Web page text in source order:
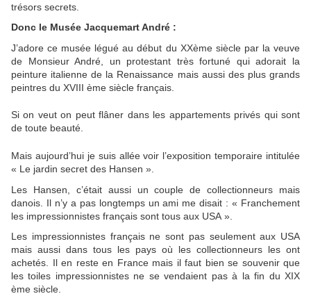
trésors secrets.
Donc le Musée Jacquemart André :
J’adore ce musée légué au début du XXème siècle par la veuve
de Monsieur André, un protestant très fortuné qui adorait la
peinture italienne de la Renaissance mais aussi des plus grands
peintres du XVIII ème siècle français.
Si on veut on peut flâner dans les appartements privés qui sont
de toute beauté.
Mais aujourd’hui je suis allée voir l’exposition temporaire intitulée
« Le jardin secret des Hansen ».
Les Hansen, c’était aussi un couple de collectionneurs mais
danois. Il n’y a pas longtemps un ami me disait : « Franchement
les impressionnistes français sont tous aux USA ».
Les impressionnistes français ne sont pas seulement aux USA
mais aussi dans tous les pays où les collectionneurs les ont
achetés. Il en reste en France mais il faut bien se souvenir que
les toiles impressionnistes ne se vendaient pas à la fin du XIX
ème siècle.